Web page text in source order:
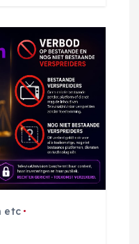
etc